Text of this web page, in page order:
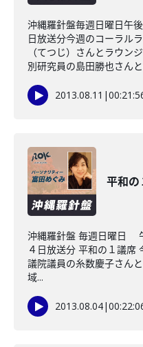
沖縄羅針盤毎週日曜日午
日放送分今週のコーラル
（てつじ）さんとラウン
別研究員の島田勝也さん
2013.08.11 |
平和の
沖縄羅針盤 毎週日曜日
４日放送分 平和の１議席
議院議員の糸数慶子さん
域...
2013.08.04|